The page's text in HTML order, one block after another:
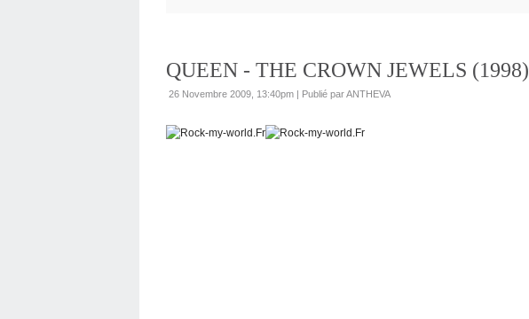
QUEEN - THE CROWN JEWELS (1998)
26 Novembre 2009, 13:40pm | Publié par ANTHEVA